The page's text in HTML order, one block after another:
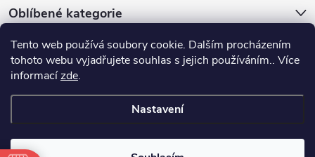
Tento web používá soubory cookie. Dalším procházením
tohoto webu vyjadřujete souhlas s jejich používáním.. Více
informacízde.
Nastavení
Oblíbené kategorie
Přijímáme online platby
Copyright 2026GASNER. Všechna práva vyhrazena.